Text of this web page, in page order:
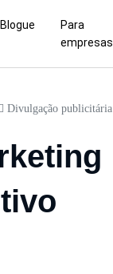
Blogue
Para
empresas
Divulgação publicitária